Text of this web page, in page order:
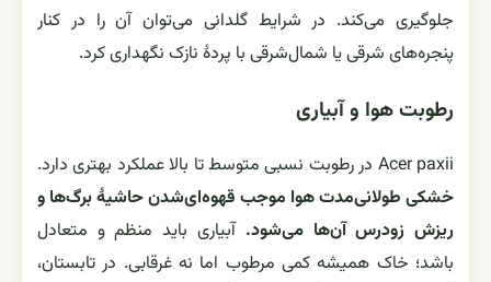
جلوگیری می‌کند. در شرایط گلدانی می‌توان آن را در کنار
پنجره‌های شرقی یا شمال‌شرقی با پردهٔ نازک نگهداری کرد.
رطوبت هوا و آبیاری
Acer paxii در رطوبت نسبی متوسط تا بالا عملکرد بهتری دارد.
خشکی طولانی‌مدت هوا موجب قهوه‌ای‌شدن حاشیهٔ برگ‌ها و
ریزش زودرس آن‌ها می‌شود. آبیاری باید منظم و متعادل
باشد؛ خاک همیشه کمی مرطوب اما نه غرقابی. در تابستان،